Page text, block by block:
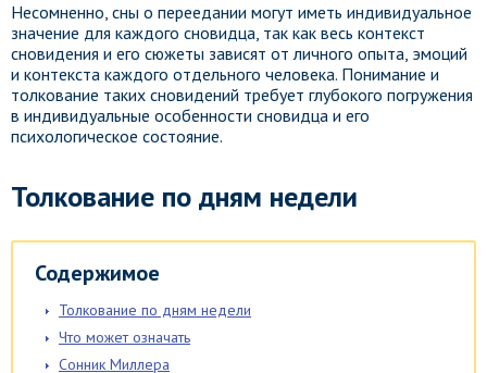
Несомненно, сны о переедании могут иметь индивидуальное
значение для каждого сновидца, так как весь контекст
сновидения и его сюжеты зависят от личного опыта, эмоций
и контекста каждого отдельного человека. Понимание и
толкование таких сновидений требует глубокого погружения
в индивидуальные особенности сновидца и его
психологическое состояние.
Толкование по дням недели
Содержимое
Толкование по дням недели
Что может означать
Сонник Миллера